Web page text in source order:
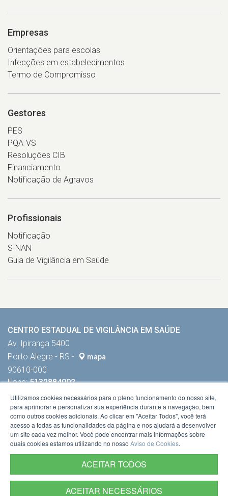
Empresas
Orientações para escolas
Infecções em estabelecimentos
Termo de Compromisso
Gestores
PES
PQA-VS
Resoluções CIB
Financiamento
Notificação de Agravos
Profissionais
Notificação
SINAN
Guia de Vigilância em Saúde
CENTRO ESTADUAL DE VIGILÂNCIA EM SAÚDE
Av. Ipiranga 5400
Porto Alegre - RS -
mapa
90610-000
Fone:5132884002
Utilizamos cookies necessários para o pleno funcionamento do nosso site,
para aprimorar e personalizar sua experiência durante a navegação, bem
como outros cookies adicionais. Ao clicar em "Aceitar Todos", você terá
acesso a todas as funcionalidades da página e nos ajudará a desenvolver
um site cada vez melhor. Você pode encontrar mais informações sobre
quais cookies estamos utilizando no nosso Aviso de Cookies.
ACEITAR TODOS
ACEITAR NECESSÁRIOS